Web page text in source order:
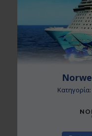
Κατηγορία: